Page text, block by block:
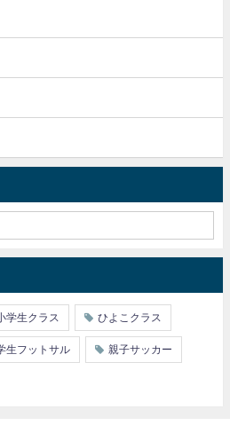
学生クラス ひよこクラス
生フットサル 親子サッカー